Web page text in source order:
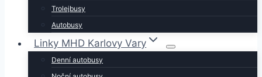
Trolejbusy
Autobusy
Linky MHD Karlovy Vary
Denní autobusy